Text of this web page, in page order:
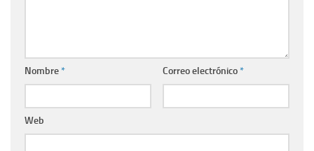
Nombre* Correo electrónico*
Web